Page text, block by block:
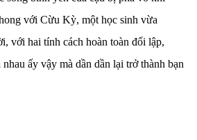
với Cừu Kỳ, một học sinh vừa
với hai tính cách hoàn toàn đối lập,
ấy vậy mà dần dần lại trở thành bạn